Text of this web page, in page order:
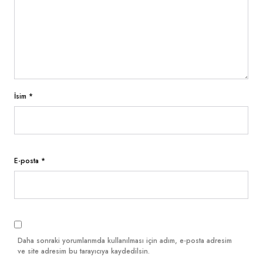
İsim *
E-posta *
Daha sonraki yorumlarımda kullanılması için adım, e-posta adresim
ve site adresim bu tarayıcıya kaydedilsin.